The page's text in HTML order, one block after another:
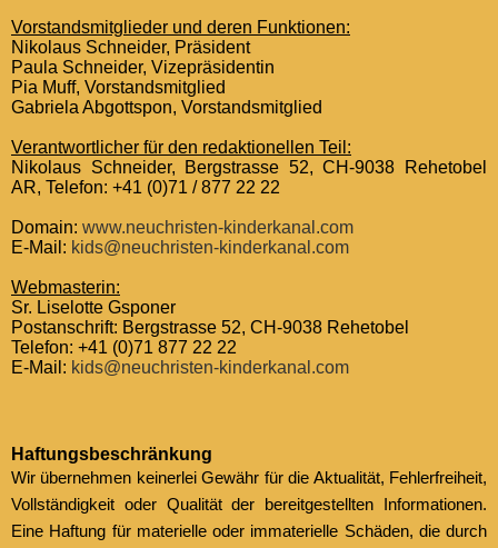
Vor­standsmit­glieder und deren Funk­tio­nen:
Niko­laus Schnei­der, Präsi­dent
Paula Schnei­der, Vizepräsi­dentin
Pia Muff, Vor­standsmit­glied
Gabriela Abgottspon, Vor­standsmit­glied
Ver­ant­wortlich­er für den redak­tionellen Teil:
Niko­laus Schnei­der, Bergstrasse 52, CH-9038 Reheto­bel
AR, Tele­fon: +41 (0)71 / 877 22 22
Domain: www.neuchristen-kinderkanal.com
E‑Mail: kids@neuchristen-kinderkanal.com
Web­mas­terin:
Sr. Liselotte Gspon­er
Postan­schrift: Bergstrasse 52, CH-9038 Reheto­bel
Tele­fon: +41 (0)71 877 22 22
E‑Mail: kids@neuchristen-kinderkanal.com
Haf­tungs­beschränkung
Wir übernehmen kein­er­lei Gewähr für die Aktu­al­ität, Fehler­frei­heit,
Voll­ständigkeit oder Qual­ität der bere­it­gestell­ten Infor­ma­tio­nen.
Eine Haf­tung für materielle oder imma­terielle Schä­den, die durch